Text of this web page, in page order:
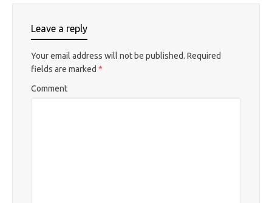
Leave a reply
Your email address will not be published. Required
fields are marked *
Comment